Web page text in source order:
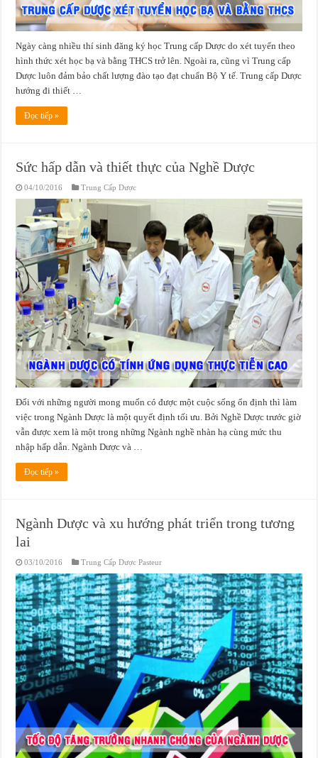
Ngày càng nhiều thí sinh đăng ký học Trung cấp Dược do xét tuyển theo
hình thức xét học bạ và bằng THCS trở lên. Ngoài ra, cũng vì Trung cấp
Dược luôn đảm bảo chất lượng đào tạo đạt chuẩn Bộ Y tế. Trung cấp Dược
hướng đi thiết …
Đọc tiếp »
Sức hấp dẫn và thiết thực của Nghề Dược
04/10/2016 Trung Cấp Dược
Đối với những người mong muốn có được một cuộc sống ổn định thì làm
việc trong Ngành Dược là một quyết định tối ưu. Bởi Nghề Dược trước giờ
vẫn được xem là một trong những Ngành nghề nhàn hạ cùng mức thu
nhập hấp dẫn. Ngành Dược và …
Đọc tiếp »
Ngành Dược và xu hướng phát triển trong tương
lai
03/10/2016 Trung Cấp Dược Pasteur